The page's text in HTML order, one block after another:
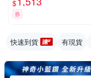
$
券
快速到貨 有現貨